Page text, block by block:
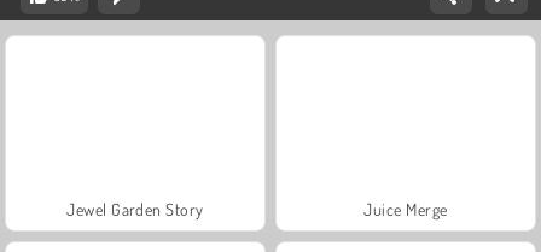
Jewel Garden Story Juice Merge